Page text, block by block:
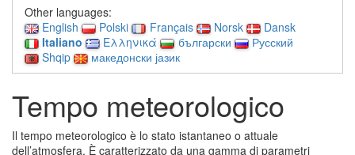
Other languages:
English
Polski Français Norsk
Dansk
Italiano
Ελληνικά български
Русский
Shqip
македонски јазик
Tempo meteorologico
Il tempo meteorologico è lo stato istantaneo o attuale
dell’atmosfera. È caratterizzato da una gamma di parametri